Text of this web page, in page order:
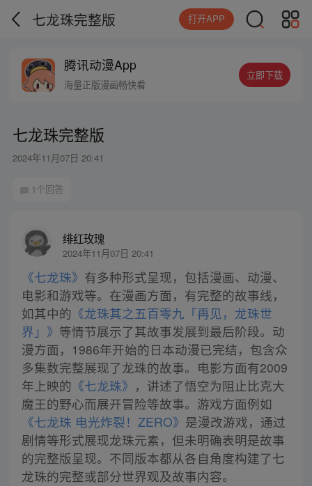
七龙珠完整版 打开APP
腾讯动漫App
海量正版漫画畅快看
立即下载
七龙珠完整版
2024年11月07日 20:41
1个回答
绯红玫瑰
2024年11月07日 20:41
《七龙珠》 有多种形式呈现，包括漫画、动漫、
电影和游戏等。在漫画方面，有完整的故事线，
如其中的 《龙珠其之五百零九「再见，龙珠世
界」》 等情节展示了其故事发展到最后阶段。动
漫方面，1986年开始的日本动漫已完结，包含众
多集数完整展现了龙珠的故事。电影方面有2009
年上映的 《七龙珠》 ，讲述了悟空为阻止比克大
魔王的野心而展开冒险等故事。游戏方面例如
《七龙珠 电光炸裂！ZERO》 是漫改游戏，通过
剧情等形式展现龙珠元素，但未明确表明是故事
的完整版呈现。不同版本都从各自角度构建了七
龙珠的完整或部分世界观及故事内容。